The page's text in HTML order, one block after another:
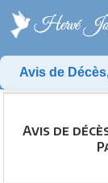
Avis de
Avis de